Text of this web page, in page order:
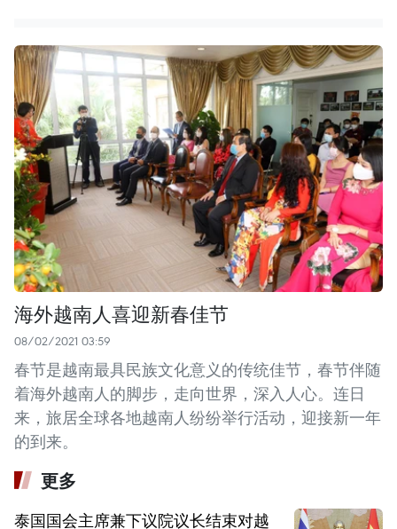
海外越南人喜迎新春佳节
08/02/2021 03:59
春节是越南最具民族文化意义的传统佳节，春节伴随
着海外越南人的脚步，走向世界，深入人心。连日
来，旅居全球各地越南人纷纷举行活动，迎接新一年
的到来。
更多
泰国国会主席兼下议院议长结束对越